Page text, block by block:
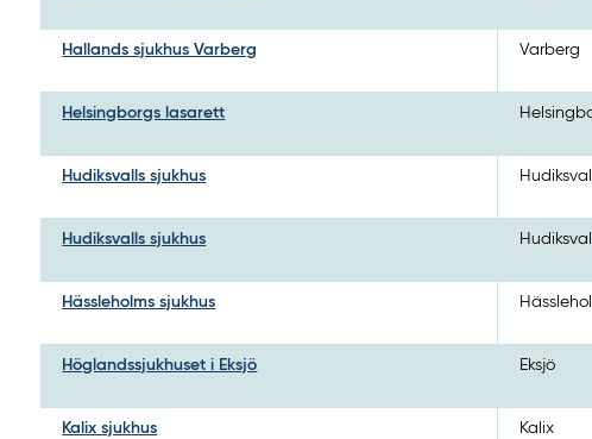
Hallands sjukhus Varberg Varberg
Helsingborgs lasarett
Hudiksvalls sjukhus Hudiksvall
Hudiksvalls sjukhus Hudiksvall
Hässleholms sjukhus
Höglandssjukhuset i Eksjö Eksjö
Kalix sjukhus Kalix